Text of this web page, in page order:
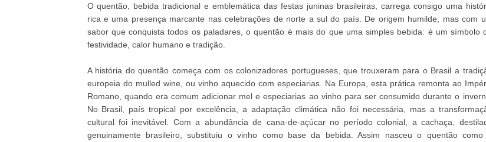
O quentão, bebida tradicional e emblemática das festas juninas brasileiras, carrega consigo uma
rica e uma presença marcante nas celebrações de norte a sul do país. De origem humilde, mas com
sabor que conquista todos os paladares, o quentão é mais do que uma simples bebida: é um símbolo
festividade, calor humano e tradição.
A história do quentão começa com os colonizadores portugueses, que trouxeram para o Brasil a
europeia do mulled wine, ou vinho aquecido com especiarias. Na Europa, esta prática remonta ao
Romano, quando era comum adicionar mel e especiarias ao vinho para ser consumido durante o
No Brasil, país tropical por excelência, a adaptação climática não foi necessária, mas a
cultural foi inevitável. Com a abundância de cana-de-açúcar no período colonial, a cachaça,
genuinamente brasileiro, substituiu o vinho como base da bebida. Assim nasceu o quentão